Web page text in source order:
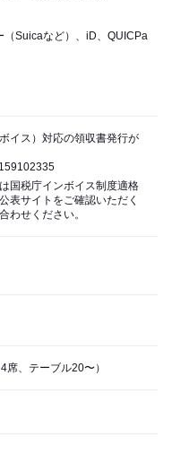
（Suicaなど）、iD、QUICPa
イス）対応の領収書発行が
国税庁インボイス制度適格
表サイトをご確認いただく
わせください。
席、テーブル20〜）